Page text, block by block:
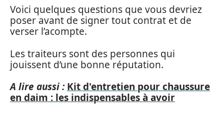
Voici quelques questions que vous devriez
poser avant de signer tout contrat et de
verser l’acompte.
Les traiteurs sont des personnes qui
jouissent d’une bonne réputation.
A lire aussi : Kit d'entretien pour chaussure
en daim : les indispensables à avoir